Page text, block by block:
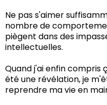
Ne pas s'aimer
nombre de
piègent dans des
intellectuelles.
Quand j'ai enfin compris
été une révélation, je
reprendre ma vie en